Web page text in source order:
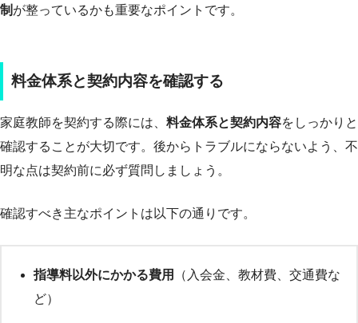
制 が整っているかも重要なポイントです。
料金体系と契約内容を確認する
家庭教師を契約する際には、 料金体系と契約内容をしっかりと
確認することが大切です。後からトラブルにならないよう、不
明な点は契約前に必ず質問しましょう。
確認すべき主なポイントは以下の通りです。
指導料以外にかかる費用
（入会金、教材費、交通費な
ど）